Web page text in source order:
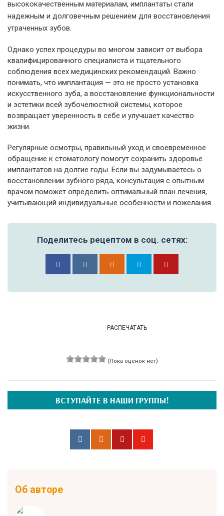
высококачественным материалам, имплантаты стали
надежным и долговечным решением для восстановления
утраченных зубов.
Однако успех процедуры во многом зависит от выбора
квалифицированного специалиста и тщательного
соблюдения всех медицинских рекомендаций. Важно
понимать, что имплантация — это не просто установка
искусственного зуба, а восстановление функциональности
и эстетики всей зубочелюстной системы, которое
возвращает уверенность в себе и улучшает качество
жизни.
Регулярные осмотры, правильный уход и своевременное
обращение к стоматологу помогут сохранить здоровье
имплантатов на долгие годы. Если вы задумываетесь о
восстановлении зубного ряда, консультация с опытным
врачом поможет определить оптимальный план лечения,
учитывающий индивидуальные особенности и пожелания.
Поделитесь рецептом в соц. сетях:
РАСПЕЧАТАТЬ
(Пока оценок нет)
ВСТУПАЙТЕ В НАШИ ГРУППЫ!
Об авторе